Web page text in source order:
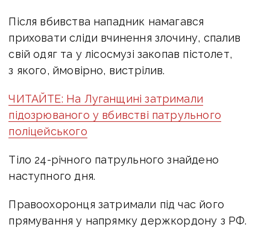
Після вбивства нападник намагався
приховати сліди вчинення злочину, спалив
свій одяг та у лісосмузі закопав пістолет,
з якого, ймовірно, вистрілив.
ЧИТАЙТЕ: На Луганщині затримали
підозрюваного у вбивстві патрульного
поліцейського
Тіло 24-річного патрульного знайдено
наступного дня.
Правоохоронця затримали під час його
прямування у напрямку держкордону з РФ.